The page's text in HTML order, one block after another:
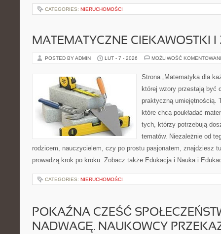
CATEGORIES: NIERUCHOMOŚCI
MATEMATYCZNE CIEKAWOSTKI
POSTED BY ADMIN LUT - 7 - 2026 MOŻLIWOŚĆ
Strona „Matematyka dla
której wzory przestają być
praktyczną umiejętnością.
które chcą poukładać
tych, którzy potrzebują
tematów. Niezależnie od
rodzicem, nauczycielem, czy po prostu pasjonatem, znajdziesz
prowadzą krok po kroku. Zobacz także Edukacja i Nauka i
CATEGORIES: NIERUCHOMOŚCI
POKAŹNA CZEŚĆ
NADWAGĘ. NAUKOWCY